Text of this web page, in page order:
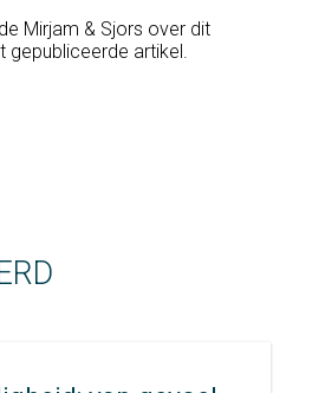
Mirjam & Sjors over dit
gepubliceerde artikel.